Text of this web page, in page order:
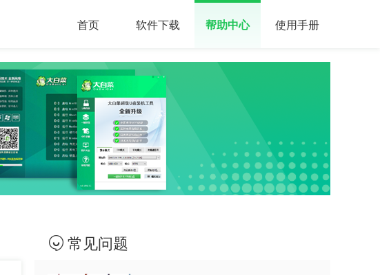
首页 软件下载 帮助中心 使用手册
常见问题